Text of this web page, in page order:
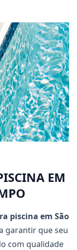
EM
piscina em São
garantir que seu
com qualidade